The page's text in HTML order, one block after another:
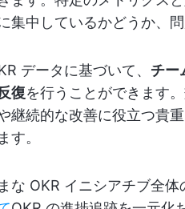
集中しているかどうか、
データに基づいて、 チー
復を行うことができます
継続的な改善に役立つ貴
す。
な OKR イニシアチブ全